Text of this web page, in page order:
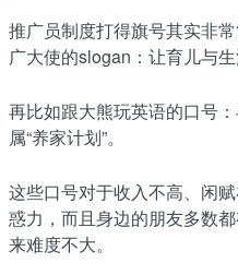
推广员制度打得旗号其实非
广大使的slogan：让育儿与生
再比如跟大熊玩英语的口号
属“养家计划”。
这些口号对于收入不高、闲
惑力，而且身边的朋友多数
来难度不大。